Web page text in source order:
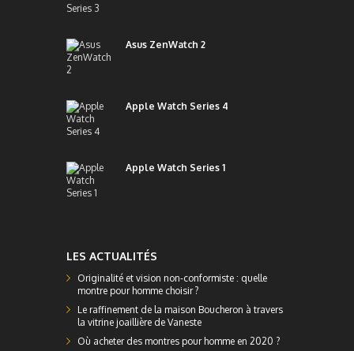
Asus ZenWatch 2
Apple Watch Series 4
Apple Watch Series 1
LES ACTUALITÉS
Originalité et vision non-conformiste : quelle
montre pour homme choisir ?
Le raffinement de la maison Boucheron à travers
la vitrine joaillière de Vaneste
Où acheter des montres pour homme en 2020 ?